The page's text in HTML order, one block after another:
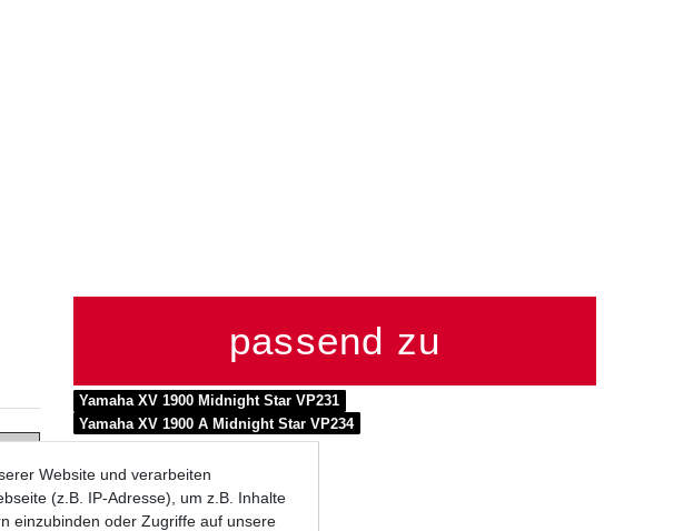
passend zu
Yamaha XV 1900 Midnight Star VP231
Yamaha XV 1900 A Midnight Star VP234
Website und verarbeiten
(z.B. IP-Adresse), um z.B. Inhalte
einzubinden oder Zugriffe auf unsere